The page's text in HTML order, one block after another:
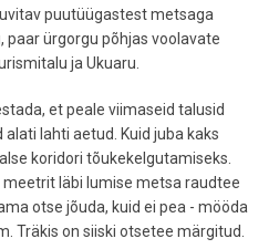
puutüügastest metsaga
paar ürgorgu põhjas voolavate
ja Ukuaru.
et peale viimaseid talusid
lahti aetud. Kuid juba kaks
koridori tõukekelgutamiseks.
läbi lumise metsa raudtee
otse jõuda, kuid ei pea - mööda
Träkis on siiski otsetee märgitud.